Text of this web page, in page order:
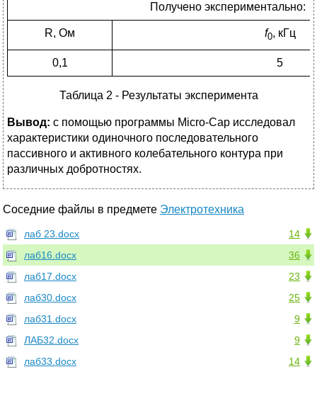
Получено экспериментально:
R, Ом f0, кГц
0,1 5
Таблица 2 - Результаты эксперимента
Вывод: с помощью программы Micro-Cap исследовал
характеристики одиночного последовательного
пассивного и активного колебательного контура при
различных добротностях.
Соседние файлы в предмете Электротехника
14
лаб 23.docx
36
лаб16.docx
23
лаб17.docx
25
лаб30.docx
9
лаб31.docx
9
ЛАБ32.docx
14
лаб33.docx